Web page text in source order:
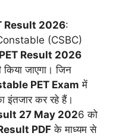
Result 2026:
(CSBC)
Result 2026
किया जाएगा। जिन
PET Exam में
इंतजार कर रहे हैं।
27 May 2026 को
PDFके माध्यम से